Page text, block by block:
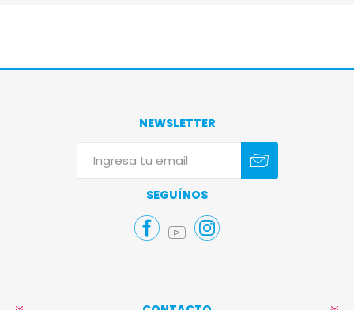
NEWSLETTER
SEGUÍNOS